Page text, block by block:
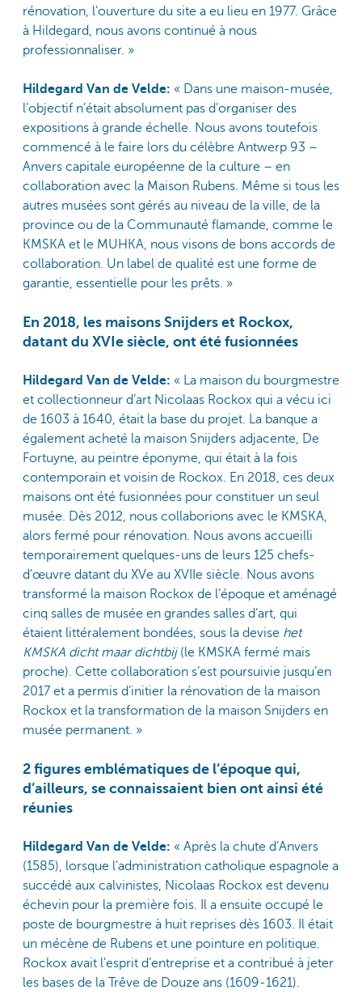
rénovation, l’ouverture du site a eu lieu en 1977. Grâce
à Hildegard, nous avons continué à nous
professionnaliser. »
Hildegard Van de Velde: « Dans une maison-musée,
l’objectif n’était absolument pas d’organiser des
expositions à grande échelle. Nous avons toutefois
commencé à le faire lors du célèbre Antwerp 93 –
Anvers capitale européenne de la culture – en
collaboration avec la Maison Rubens. Même si tous les
autres musées sont gérés au niveau de la ville, de la
province ou de la Communauté flamande, comme le
KMSKA et le MUHKA, nous visons de bons accords de
collaboration. Un label de qualité est une forme de
garantie, essentielle pour les prêts. »
En 2018, les maisons Snijders et Rockox,
datant du XVIe siècle, ont été fusionnées
Hildegard Van de Velde: « La maison du bourgmestre
et collectionneur d’art Nicolaas Rockox qui a vécu ici
de 1603 à 1640, était la base du projet. La banque a
également acheté la maison Snijders adjacente, De
Fortuyne, au peintre éponyme, qui était à la fois
contemporain et voisin de Rockox. En 2018, ces deux
maisons ont été fusionnées pour constituer un seul
musée. Dès 2012, nous collaborions avec le KMSKA,
alors fermé pour rénovation. Nous avons accueilli
temporairement quelques-uns de leurs 125 chefs-
d’œuvre datant du XVe au XVIIe siècle. Nous avons
transformé la maison Rockox de l’époque et aménagé
cinq salles de musée en grandes salles d’art, qui
étaient littéralement bondées, sous la devise het
KMSKA dicht maar dichtbij(le KMSKA fermé mais
proche). Cette collaboration s’est poursuivie jusqu’en
2017 et a permis d’initier la rénovation de la maison
Rockox et la transformation de la maison Snijders en
musée permanent. »
2 figures emblématiques de l’époque qui,
d’ailleurs, se connaissaient bien ont ainsi été
réunies
Hildegard Van de Velde: « Après la chute d’Anvers
(1585), lorsque l’administration catholique espagnole a
succédé aux calvinistes, Nicolaas Rockox est devenu
échevin pour la première fois. Il a ensuite occupé le
poste de bourgmestre à huit reprises dès 1603. Il était
un mécène de Rubens et une pointure en politique.
Rockox avait l’esprit d’entreprise et a contribué à jeter
les bases de la Trêve de Douze ans (1609-1621).